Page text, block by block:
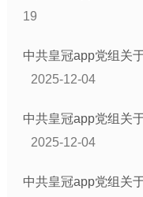
19
中共皇冠app党组关
2025-12-04
中共皇冠app党组关
2025-12-04
中共皇冠app党组关